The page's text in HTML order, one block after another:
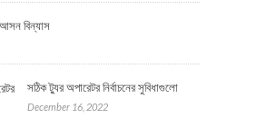
আসন বিন্যাস
সঠিক ট্যুর অপারেটর নির্বাচনের সুবিধাগুলো
December 16, 2022